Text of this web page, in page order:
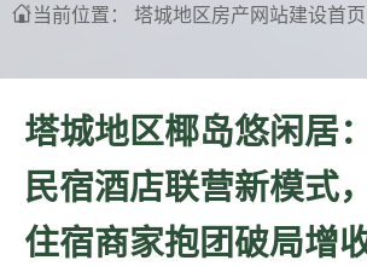
当前位置： 塔城地区房产网站建设首页
塔城地区椰岛悠闲居
民宿酒店联营新模式
住宿商家抱团破局增